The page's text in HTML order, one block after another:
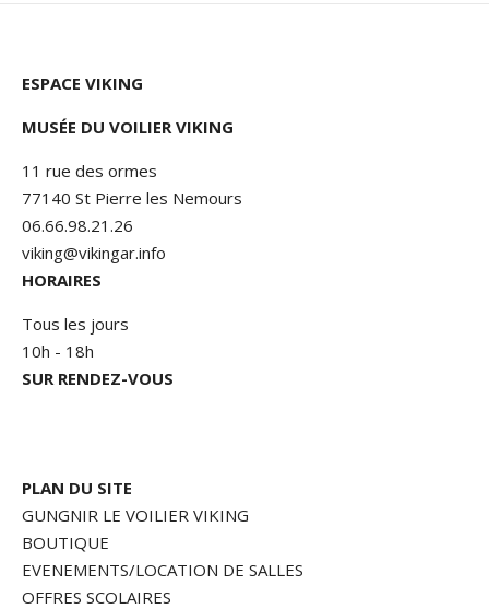
ESPACE VIKING
MUSÉE DU VOILIER VIKING
11 rue des ormes
77140 St Pierre les Nemours
06.66.98.21.26
viking@vikingar.info
HORAIRES
Tous les jours
10h - 18h
SUR RENDEZ-VOUS
PLAN DU SITE
GUNGNIR LE VOILIER VIKING
BOUTIQUE
EVENEMENTS/LOCATION DE SALLES
OFFRES SCOLAIRES